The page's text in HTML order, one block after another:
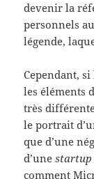
devenir la
personnels
légende,
Cependant,
les éléments
très
le portrait
que d’une
d’unestartup
comment